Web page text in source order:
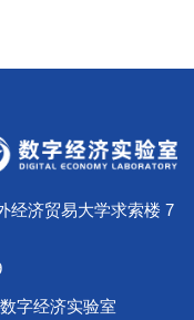
经济贸易大学求索楼 7
字经济实验室